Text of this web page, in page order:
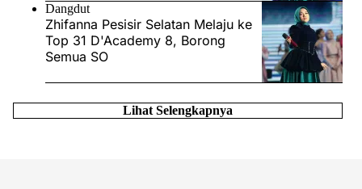
Dangdut
Zhifanna Pesisir Selatan Melaju ke
Top 31 D'Academy 8, Borong
Semua SO
Lihat Selengkapnya